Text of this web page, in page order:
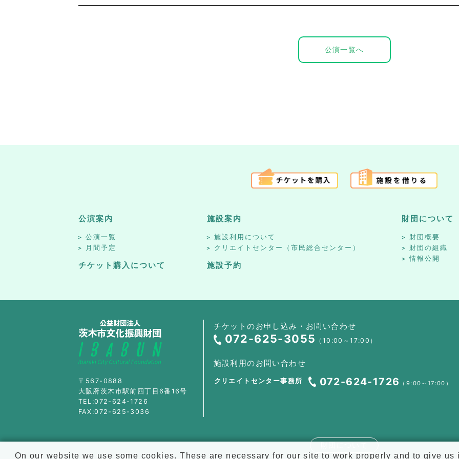
公演一覧へ
公演案内
公演一覧
月間予定
チケット購入について
施設案内
施設利用について
クリエイトセンター（市民総合センター）
施設予約
財団について
財団概要
財団の組織
情報公開
〒567-0888
大阪府茨木市駅前四丁目6番16号
TEL:072-624-1726
FAX:072-625-3036
チケットのお申し込み・お問い合わせ
072-625-3055 （10:00～17:00）
施設利用のお問い合わせ
クリエイトセンター事務所 072-624-1726 （9:00～17:00）
On our website we use some cookies. These are necessary for our site to work properly and to give us